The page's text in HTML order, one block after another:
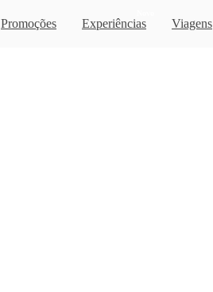
Promoções Experiências Viagens